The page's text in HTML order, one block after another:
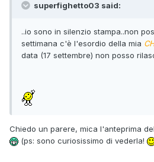
superfighetto03 said:
..io sono in silenzio stampa..non
settimana c'è l'esordio della mia
data (17 settembre) non posso
Chiedo un parere, mica l'anteprima
(ps: sono curiosissimo di vederla!